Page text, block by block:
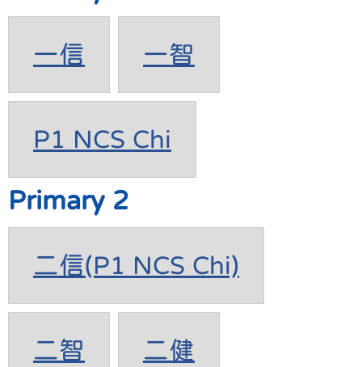
一信 一智
P1 NCS Chi
Primary 2
二信(P1 NCS Chi)
二智 二健